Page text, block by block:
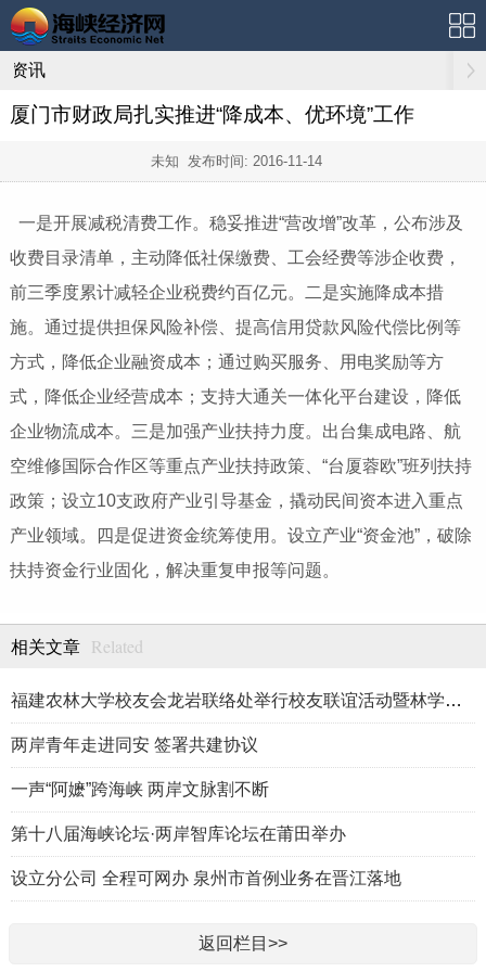
资讯
厦门市财政局扎实推进“降成本、优环境”工作
未知 发布时间: 2016-11-14
一是开展减税清费工作。稳妥推进“营改增”改革，公布涉及
收费目录清单，主动降低社保缴费、工会经费等涉企收费，
前三季度累计减轻企业税费约百亿元。二是实施降成本措
施。通过提供担保风险补偿、提高信用贷款风险代偿比例等
方式，降低企业融资成本；通过购买服务、用电奖励等方
式，降低企业经营成本；支持大通关一体化平台建设，降低
企业物流成本。三是加强产业扶持力度。出台集成电路、航
空维修国际合作区等重点产业扶持政策、“台厦蓉欧”班列扶持
政策；设立10支政府产业引导基金，撬动民间资本进入重点
产业领域。四是促进资金统筹使用。设立产业“资金池”，破除
扶持资金行业固化，解决重复申报等问题。
相关文章 Related
福建农林大学校友会龙岩联络处举行校友联谊活动暨林学、生物医药
两岸青年走进同安 签署共建协议
一声“阿嬷”跨海峡 两岸文脉割不断
第十八届海峡论坛·两岸智库论坛在莆田举办
设立分公司 全程可网办 泉州市首例业务在晋江落地
返回栏目>>